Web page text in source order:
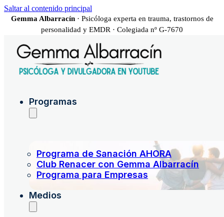
Saltar al contenido principal
Gemma Albarracín· Psicóloga experta en trauma, trastornos de
personalidad y EMDR · Colegiada nº G-7670
Programas
Programa de Sanación AHORA
Club Renacer con Gemma Albarracín
Programa para Empresas
Medios